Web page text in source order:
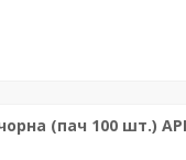
(пач 100 шт.)